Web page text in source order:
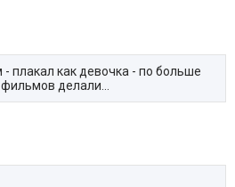
плакал как девочка - по больше
делали...